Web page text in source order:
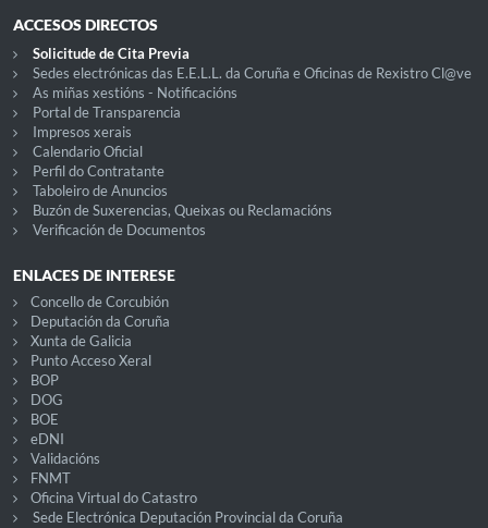
ACCESOS DIRECTOS
Solicitude de Cita Previa
Sedes electrónicas das E.E.L.L. da Coruña e Oficinas de Rexistro Cl@ve
As miñas xestións - Notificacións
Portal de Transparencia
Impresos xerais
Calendario Oficial
Perfil do Contratante
Taboleiro de Anuncios
Buzón de Suxerencias, Queixas ou Reclamacións
Verificación de Documentos
ENLACES DE INTERESE
Concello de Corcubión
Deputación da Coruña
Xunta de Galicia
Punto Acceso Xeral
BOP
DOG
BOE
eDNI
Validacións
FNMT
Oficina Virtual do Catastro
Sede Electrónica Deputación Provincial da Coruña